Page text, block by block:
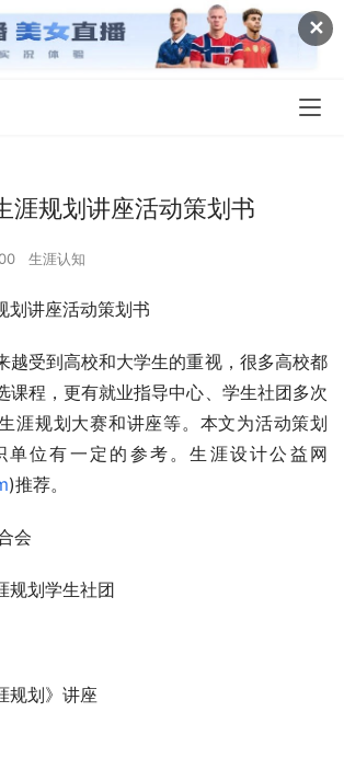
✕
涯规划讲座活动策划书
生涯认知
划讲座活动策划书
越受到高校和大学生的重视，很多高校都
课程，更有就业指导中心、学生社团多次
涯规划大赛和讲座等。本文为活动策划
单位有一定的参考。生涯设计公益网
)推荐。
会
规划学生社团
规划》讲座